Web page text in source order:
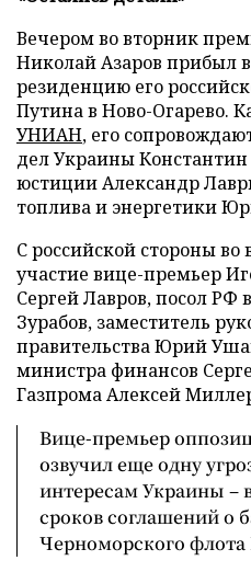
Вечером во вторник
Николай Азаров прибыл
резиденцию его
Путина в Ново-Огарево.
УНИАН, его
дел Украины
юстиции Александр
топлива и энергетики
С российской стороны
участие вице-премьер
Сергей Лавров, посол РФ
Зурабов, заместитель
правительства Юрий
министра финансов
Газпрома Алексей
Вице-премьер
озвучил еще одну
интересам Украины –
сроков соглашений о
Черноморского